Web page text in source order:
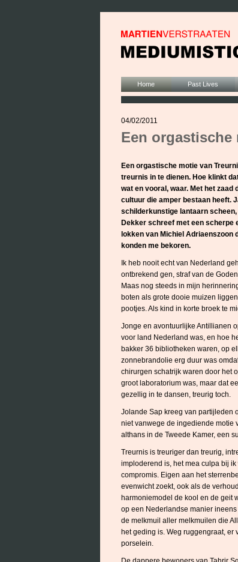
Home Past Lives
04/02/2011
Een orgastische
Een orgastische motie van
treurnis in te dienen. Hoe klinkt
wat en vooral, waar. Met het
cultuur die amper bestaan heeft.
schilderkunstige lantaarn
Dekker schreef met een scherpe
lokken van Michiel Adriaenszoon
konden me bekoren.
Ik heb nooit echt van Nederland
ontbrekend gen, straf van de
Maas nog steeds in mijn
boten als grote dooie muizen
pootjes. Als kind in korte broek te
Jonge en avontuurlijke Antillianen
voor land Nederland was, en hoe
bakker 36 bibliotheken waren, op
zonnebrandolie erg duur was
chirurgen schatrijk waren door het
groot laboratorium was, maar dat
gezellig in te dansen, treurig toch.
Jolande Sap kreeg van partijleden
niet vanwege de ingediende motie
althans in de Tweede Kamer, een
Treurnis is treuriger dan treurig,
imploderend is, het mea culpa bij
compromis. Eigen aan het
evenwicht zoekt, ook als de
harmoniemodel de kool en de geit
op een Nederlandse manier
de melkmuil aller melkmuilen die
het geding is. Weg ruggengraat,
porselein.